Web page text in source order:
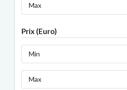
Max
Prix (Euro)
Min
Max